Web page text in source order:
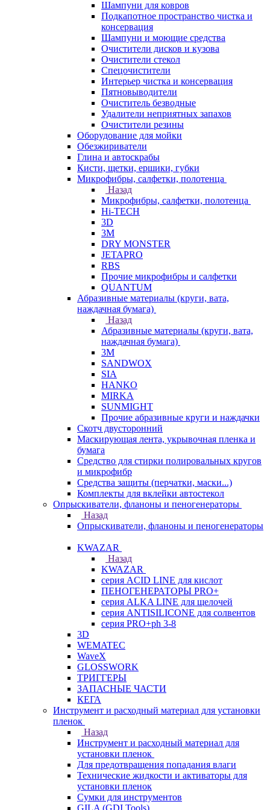
Шампуни для ковров
Подкапотное пространство чистка и
консервация
Шампуни и моющие средства
Очистители дисков и кузова
Очистители стекол
Спецочистители
Интерьер чистка и консервация
Пятновыводители
Очиститель безводные
Удалители неприятных запахов
Очистители резины
Оборудование для мойки
Обезжириватели
Глина и автоскрабы
Кисти, щетки, ершики, губки
Микрофибры, салфетки, полотенца
Назад
Микрофибры, салфетки, полотенца
Hi-TECH
3D
3М
DRY MONSTER
JETAPRO
RBS
Прочие микрофибры и салфетки
QUANTUM
Абразивные материалы (круги, вата,
наждачная бумага)
Назад
Абразивные материалы (круги, вата,
наждачная бумага)
3М
SANDWOX
SIA
HANKO
MIRKA
SUNMIGHT
Прочие абразивные круги и наждачки
Скотч двусторонний
Маскирующая лента, укрывочная пленка и
бумага
Средство для стирки полировальных кругов
и микрофибр
Средства защиты (перчатки, маски...)
Комплекты для вклейки автостекол
Опрыскиватели, фланоны и пеногенераторы
Назад
Опрыскиватели, фланоны и пеногенераторы
KWAZAR
Назад
KWAZAR
серия ACID LINE для кислот
ПЕНОГЕНЕРАТОРЫ PRO+
серия ALKA LINE для щелочей
серия ANTISILICONE для солвентов
серия PRO+ph 3-8
3D
WEMATEC
WaveX
GLOSSWORK
ТРИГГЕРЫ
ЗАПАСНЫЕ ЧАСТИ
КЕГА
Инструмент и расходный материал для установки
пленок
Назад
Инструмент и расходный материал для
установки пленок
Для предотвращения попадания влаги
Технические жидкости и активаторы для
установки пленок
Сумки для инструментов
GILA (GDI Tools)